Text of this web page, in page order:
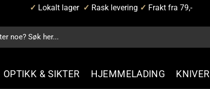
✓ Lokalt lager ✓ Rask levering ✓ Frakt fra 79,-
OPTIKK & SIKTER HJEMMELADING KNIVER